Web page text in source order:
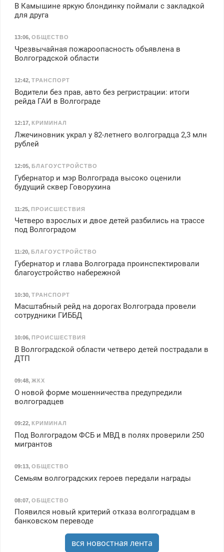
В Камышине яркую блондинку поймали с закладкой
для друга
13:06, ОБЩЕСТВО
Чрезвычайная пожароопасность объявлена в
Волгоградской области
12:42, ТРАНСПОРТ
Водители без прав, авто без регристрации: итоги
рейда ГАИ в Волгограде
12:17, КРИМИНАЛ
Лжечиновник украл у 82-летнего волгоградца 2,3 млн
рублей
12:05, БЛАГОУСТРОЙСТВО
Губернатор и мэр Волгограда высоко оценили
будущий сквер Говорухина
11:25, ПРОИСШЕСТВИЯ
Четверо взрослых и двое детей разбились на трассе
под Волгоградом
11:20, БЛАГОУСТРОЙСТВО
Губернатор и глава Волгограда проинспектировали
благоустройство набережной
10:30, ТРАНСПОРТ
Масштабный рейд на дорогах Волгограда провели
сотрудники ГИББД
10:06, ПРОИСШЕСТВИЯ
В Волгоградской области четверо детей пострадали в
ДТП
09:48, ЖКХ
О новой форме мошенничества предупредили
волгоградцев
09:22, КРИМИНАЛ
Под Волгоградом ФСБ и МВД в полях проверили 250
мигрантов
09:13, ОБЩЕСТВО
Семьям волгоградских героев передали награды
08:07, ОБЩЕСТВО
Появился новый критерий отказа волгоградцам в
банковском переводе
вся новостная лента